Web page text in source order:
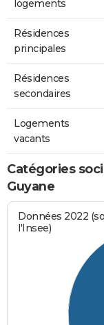
logements
Résidences
principales
Résidences
secondaires
Logements
vacants
Catégories
Guyane
Données 2022
l'Insee)